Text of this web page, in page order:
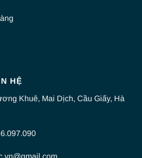
HỆ
Khuê, Mai Dịch, Cầu Giấy, Hà